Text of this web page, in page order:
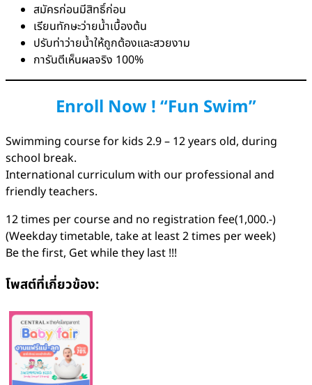
สมัครก่อนมีสิทธิ์ก่อน
เรียนทักษะว่ายน้ำเบื้องต้น
ปรับท่าว่ายน้ำให้ถูกต้องและสวยงาม
การันตีเห็นผลจริง 100%
Enroll Now ! “Fun Swim”
Swimming course for kids 2.9 – 12 years old, during
school break.
International curriculum with our professional and
friendly teachers.
12 times per course and no registration fee(1,000.-)
(Weekday timetable, take at least 2 times per week)
Be the first, Get while they last !!!
โพสต์ที่เกี่ยวข้อง: